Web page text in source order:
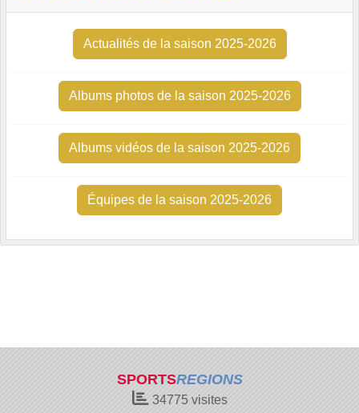
Actualités de la saison 2025-2026
Albums photos de la saison 2025-2026
Albums vidéos de la saison 2025-2026
Équipes de la saison 2025-2026
SPORTSREGIONS
34775visites